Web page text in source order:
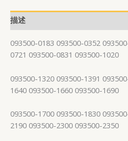
描述
093500-0183 093500-0352
0721 093500-0831 093500-1020
093500-1320 093500-1391
1640 093500-1660 093500-1690
093500-1700 093500-1830
2190 093500-2300 093500-2350